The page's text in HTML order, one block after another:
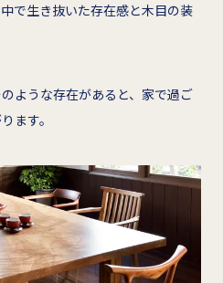
で生き抜いた存在感と木目の装
ような存在があると、家で過ご
ます。